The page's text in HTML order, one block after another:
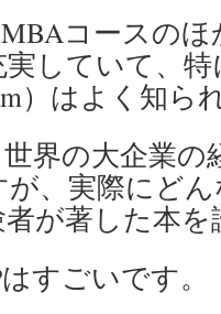
コースの
していて、特
）はよく知ら
界の大企業
、実際にど
が著した本
すごいです。